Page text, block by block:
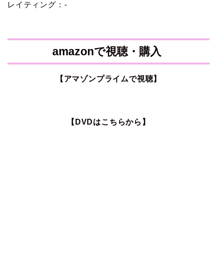
レイティング：-
amazonで視聴・購入
【アマゾンプライムで視聴】
【DVDはこちらから】